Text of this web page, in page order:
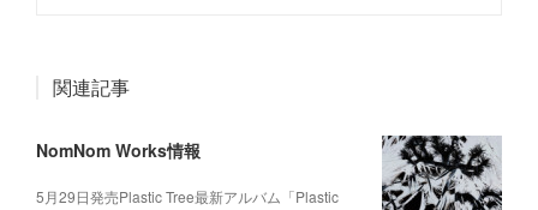
関連記事
NomNom Works情報
5月29日発売Plastic Tree最新アルバム「Plastic